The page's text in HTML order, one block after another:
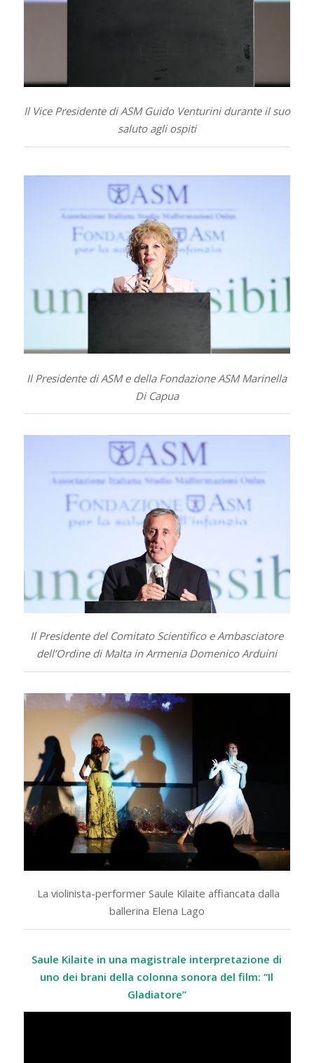
Il Vice Presidente di ASM Guido Venturini durante il suo
saluto agli ospiti
Il Presidente di ASM e della Fondazione ASM Marinella
Di Capua
Il Presidente del Comitato Scientifico e Ambasciatore
dell’Ordine di Malta in Armenia Domenico Arduini
La violinista-performer Saule Kilaite affiancata dalla
ballerina Elena Lago
Saule Kilaite in una magistrale interpretazione di
uno dei brani della colonna sonora del film: “Il
Gladiatore”